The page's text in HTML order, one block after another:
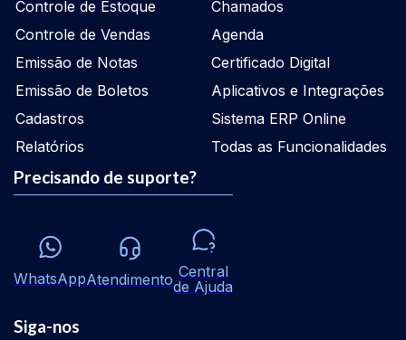
Controle de Estoque
Controle de Vendas
Emissão de Notas
Emissão de Boletos
Cadastros
Relatórios
Chamados
Agenda
Certificado Digital
Aplicativos e Integrações
Sistema ERP Online
Todas as Funcionalidades
Precisando de suporte?
WhatsAppAtendimento Central
de Ajuda
Siga-nos